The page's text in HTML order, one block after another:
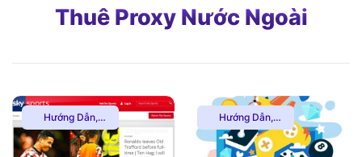
Thuê Proxy Nước Ngoài
Hướng Dẫn,
Multiple VPN,Thuê
Proxy Nước Ngoài,
Hướng Dẫn,
Multiple VPN,Thuê
Proxy Nước Ngoài,